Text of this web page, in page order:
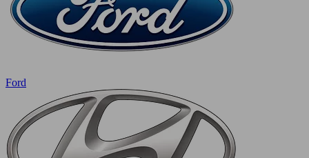
Ford